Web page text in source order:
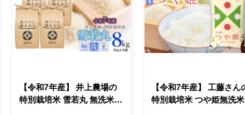
【令和7年産】 井上農場の
特別栽培米 雪若丸 無洗米 8
【令和7年産】 工藤さん
特別栽培米 つや姫無洗米